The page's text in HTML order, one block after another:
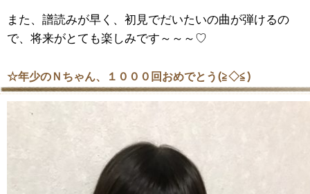
また、譜読みが早く、初見でだいたいの曲が弾けるの
で、将来がとても楽しみです～～～♡
☆年少のＮちゃん、１０００回おめでとう(≧◇≦)